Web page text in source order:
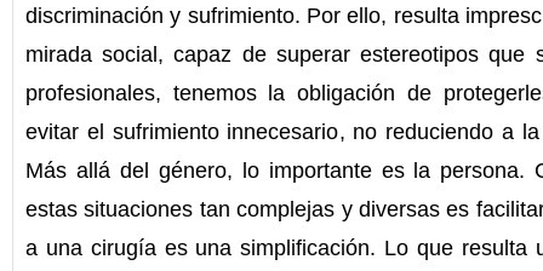
discriminación y sufrimiento. Por ello, resulta
mirada social, capaz de superar estereotipos que
profesionales, tenemos la obligación de
evitar el sufrimiento innecesario, no reduciendo a
Más allá del género, lo importante es la persona.
estas situaciones tan complejas y diversas es
a una cirugía es una simplificación. Lo que resulta